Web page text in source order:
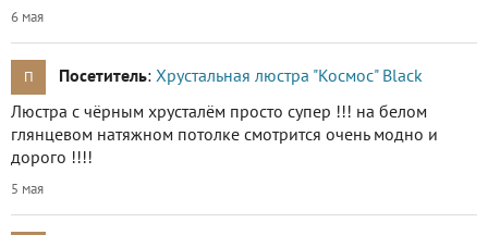
6 мая
П Посетитель: Хрустальная люстра "Космос" Black
Люстра с чёрным хрусталём просто супер !!! на белом
глянцевом натяжном потолке смотрится очень модно и
дорого !!!!
5 мая